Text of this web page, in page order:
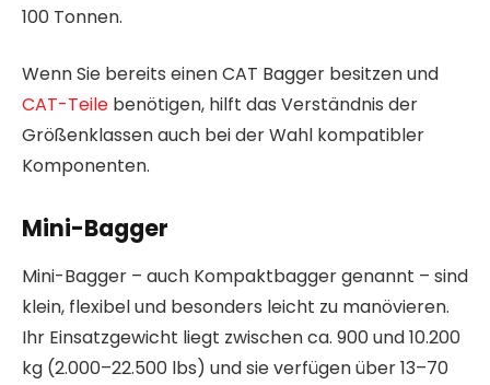
100 Tonnen.
Wenn Sie bereits einen CAT Bagger besitzen und
CAT-Teile benötigen, hilft das Verständnis der
Größenklassen auch bei der Wahl kompatibler
Komponenten.
Mini-Bagger
Mini-Bagger – auch Kompaktbagger genannt – sind
klein, flexibel und besonders leicht zu manövieren.
Ihr Einsatzgewicht liegt zwischen ca. 900 und 10.200
kg (2.000–22.500 lbs) und sie verfügen über 13–70